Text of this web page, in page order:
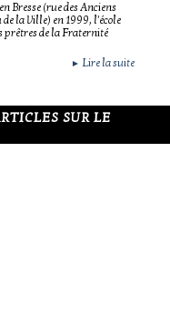
Bresse (rue des Anciens
la Ville) en 1999, l'école
prêtres de la Fraternité
► Lire la suite
SUR LE